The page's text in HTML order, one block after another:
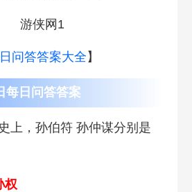
问答答案大全 】
每日问答答案
上，孙伯符 孙仲谋分别是
权